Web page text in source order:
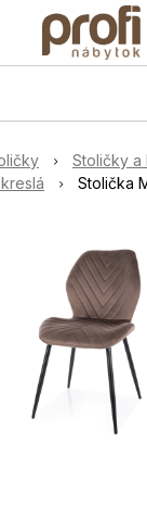
Kuchyňa a jedáleň
Stoličky a
Stolička